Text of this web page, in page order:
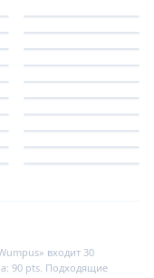
входит 30
90 pts. Подходящие